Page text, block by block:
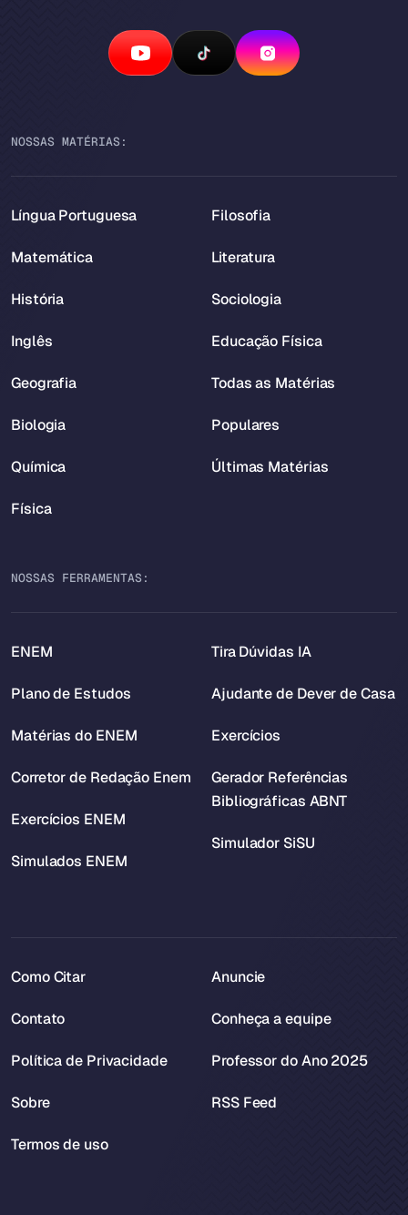
NOSSAS MATÉRIAS:
Língua Portuguesa
Matemática
História
Inglês
Geografia
Biologia
Química
Física
Filosofia
Literatura
Sociologia
Educação Física
Todas as Matérias
Populares
Últimas Matérias
NOSSAS FERRAMENTAS:
ENEM
Plano de Estudos
Matérias do ENEM
Corretor de Redação Enem
Exercícios ENEM
Simulados ENEM
Tira Dúvidas IA
Ajudante de Dever de Casa
Exercícios
Gerador Referências
Bibliográficas ABNT
Simulador SiSU
Como Citar
Contato
Política de Privacidade
Sobre
Termos de uso
Anuncie
Conheça a equipe
Professor do Ano 2025
RSS Feed